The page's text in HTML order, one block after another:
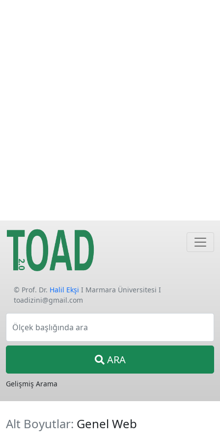
© Prof. Dr. Halil Ekşi I Marmara Üniversitesi I
toadizini@gmail.com
Ölçek başlığında ara
ARA
Gelişmiş Arama
Alt Boyutlar: Genel Web